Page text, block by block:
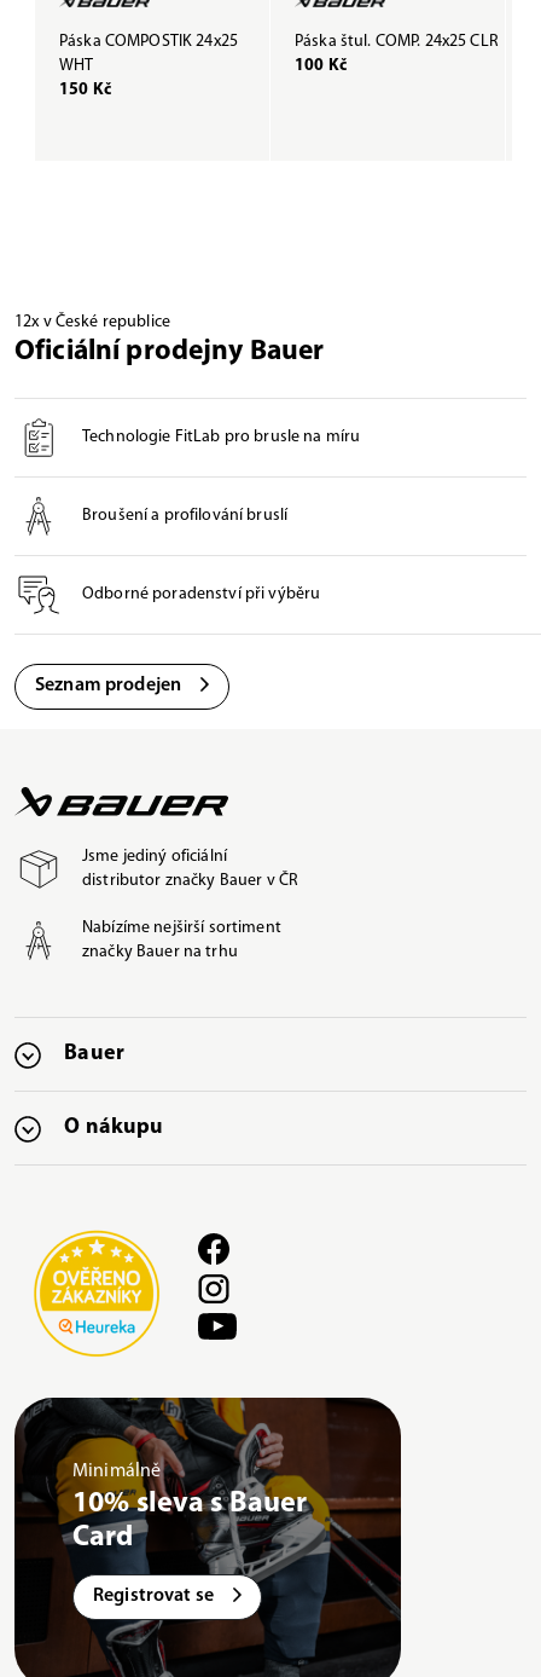
Páska COMPOSTIK 24x25
WHT
150 Kč
Páska štul. COMP. 24x25 CLR
100 Kč
12x v České republice
Oficiální prodejny Bauer
Technologie FitLab pro brusle na míru
Broušení a profilování bruslí
Odborné poradenství při výběru
Seznam prodejen
Jsme jediný oficiální
distributor značky Bauer v ČR
Nabízíme nejširší sortiment
značky Bauer na trhu
Bauer
O nákupu
Minimálně
10% sleva s Bauer
Card
Registrovat se